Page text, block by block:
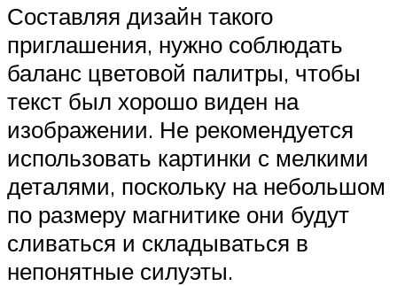
Составляя дизайн такого
приглашения, нужно соблюдать
баланс цветовой палитры, чтобы
текст был хорошо виден на
изображении. Не рекомендуется
использовать картинки с мелкими
деталями, поскольку на небольшом
по размеру магнитике они будут
сливаться и складываться в
непонятные силуэты.